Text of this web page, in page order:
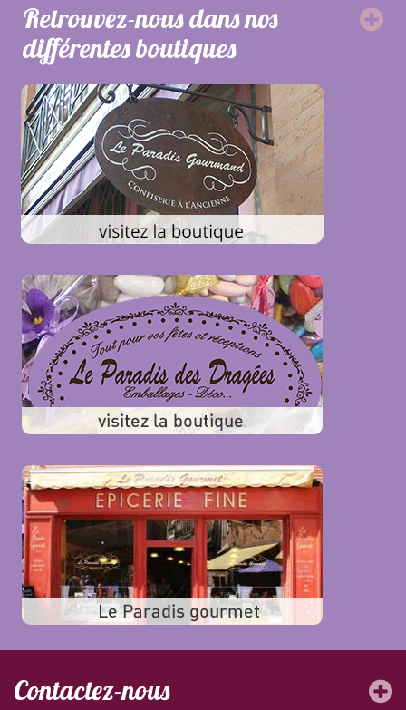
Retrouvez-nous dans nos
différentes boutiques
Contactez-nous